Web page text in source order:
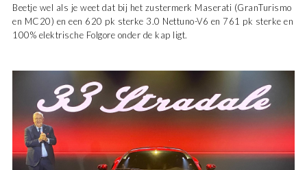
Beetje wel als je weet dat bij het zustermerk Maserati (GranTurismo
en MC20) en een 620 pk sterke 3.0 Nettuno-V6 en 761 pk sterke en
100% elektrische Folgore onder de kap ligt.